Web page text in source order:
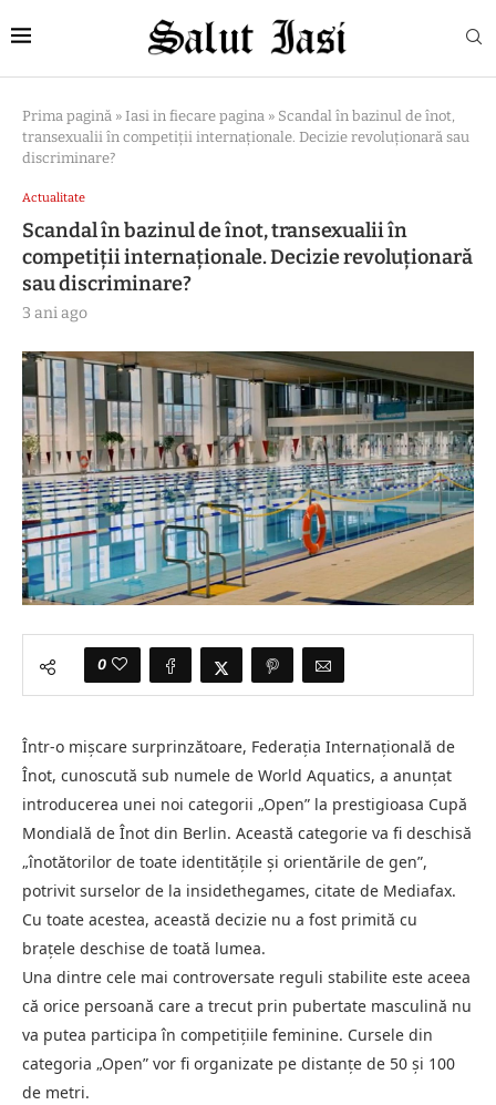
Prima pagină » Iasi in fiecare pagina » Scandal în bazinul de înot,
transexualii în competiții internaționale. Decizie revoluționară sau
discriminare?
Actualitate
Scandal în bazinul de înot, transexualii în
competiții internaționale. Decizie revoluționară
sau discriminare?
3 ani ago
0
Într-o mișcare surprinzătoare, Federația Internațională de
Înot, cunoscută sub numele de World Aquatics, a anunțat
introducerea unei noi categorii „Open” la prestigioasa Cupă
Mondială de Înot din Berlin. Această categorie va fi deschisă
„înotătorilor de toate identitățile și orientările de gen”,
potrivit surselor de la insidethegames, citate de Mediafax.
Cu toate acestea, această decizie nu a fost primită cu
brațele deschise de toată lumea.
Una dintre cele mai controversate reguli stabilite este aceea
că orice persoană care a trecut prin pubertate masculină nu
va putea participa în competițiile feminine. Cursele din
categoria „Open” vor fi organizate pe distanțe de 50 și 100
de metri.